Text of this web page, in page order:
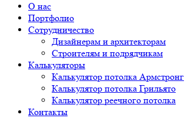
О нас
Портфолио
Сотрудничество
Дизайнерам и архитекторам
Строителям и подрядчикам
Калькуляторы
Калькулятор потолка Армстронг
Калькулятор потолка Грильято
Калькулятор реечного потолка
Контакты